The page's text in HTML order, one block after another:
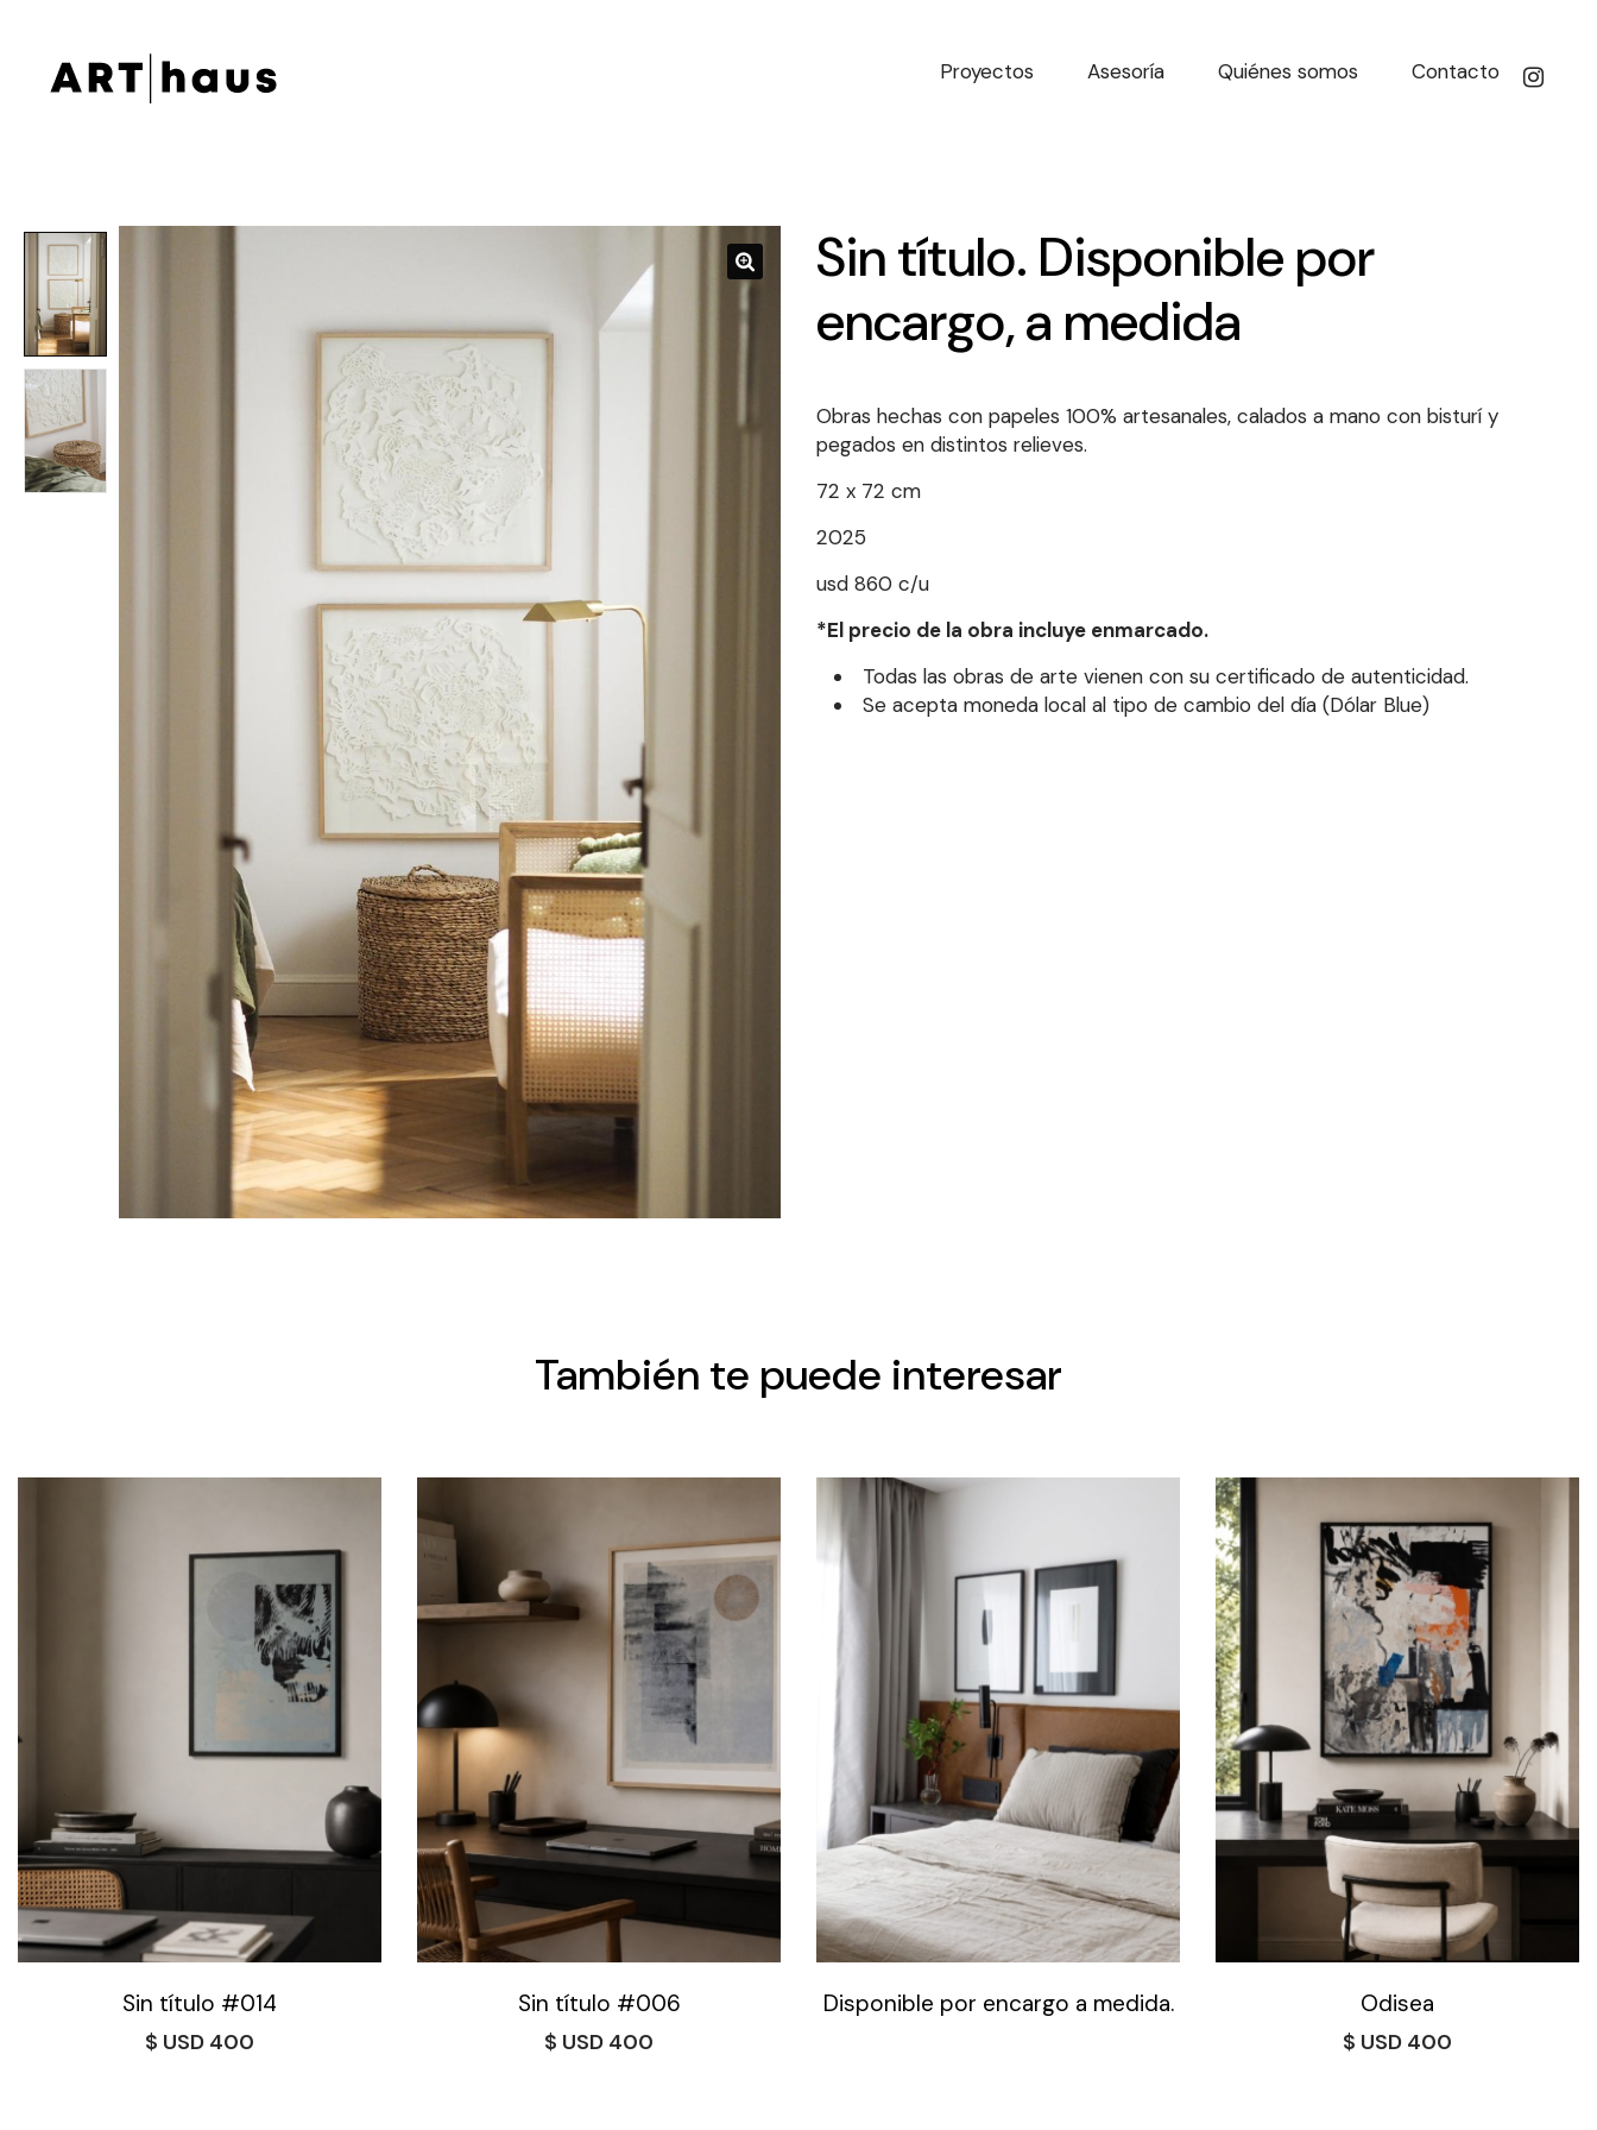
Proyectos Asesoría Quiénes somos Contacto
Sin título. Disponible por
encargo, a medida
Obras hechas con papeles 100% artesanales, calados a mano con bisturí y
pegados en distintos relieves.
72 x 72 cm
2025
usd 860 c/u
*El precio de la obra incluye enmarcado.
Todas las obras de arte vienen con su certificado de autenticidad.
Se acepta moneda local al tipo de cambio del día (Dólar Blue)
También te puede interesar
Sin título #014
$ 400
Sin título #006
$ 400
Disponible por encargo a medida. Odisea
$ 400